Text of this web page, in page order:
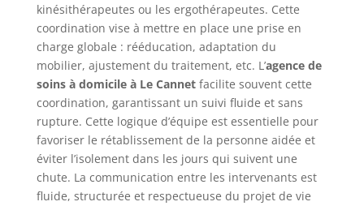
kinésithérapeutes ou les ergothérapeutes. Cette
coordination vise à mettre en place une prise en
charge globale : rééducation, adaptation du
mobilier, ajustement du traitement, etc. L’agence de
soins à domicile à Le Cannetfacilite souvent cette
coordination, garantissant un suivi fluide et sans
rupture. Cette logique d’équipe est essentielle pour
favoriser le rétablissement de la personne aidée et
éviter l’isolement dans les jours qui suivent une
chute. La communication entre les intervenants est
fluide, structurée et respectueuse du projet de vie